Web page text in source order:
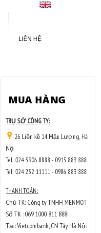
LIÊN HỆ
MUA HÀNG
TRỤ SỞ CÔNG TY:
26 Liền kề 14 Mậu Lương, Hà
Nội
Tel: 024 3906 8888 - 0915 883 888
Tel: 024 232 11111 - 0986 883 888
THANH TOÁN:
Chủ TK: Công ty TNHH MENMOT
Số TK : 069 1000 811 888
Tại: Vietcombank, CN Tây Hà Nội